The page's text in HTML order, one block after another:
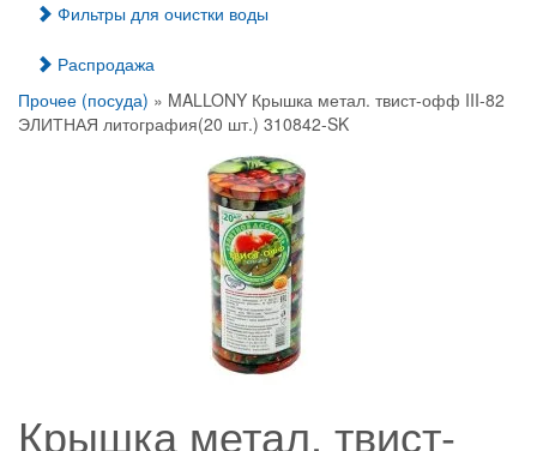
Фильтры для очистки воды
Распродажа
Прочее (посуда) » MALLONY Крышка метал. твист-офф III-82
ЭЛИТНАЯ литография(20 шт.) 310842-SK
Крышка метал. твист-